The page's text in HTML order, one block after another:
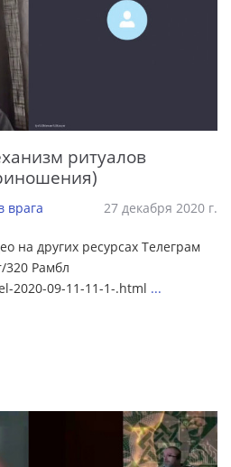
ритуалов
врага 27 декабря 2020 г.
на других ресурсах Телеграм
Рамбл
2020-09-11-11-1-.html ...